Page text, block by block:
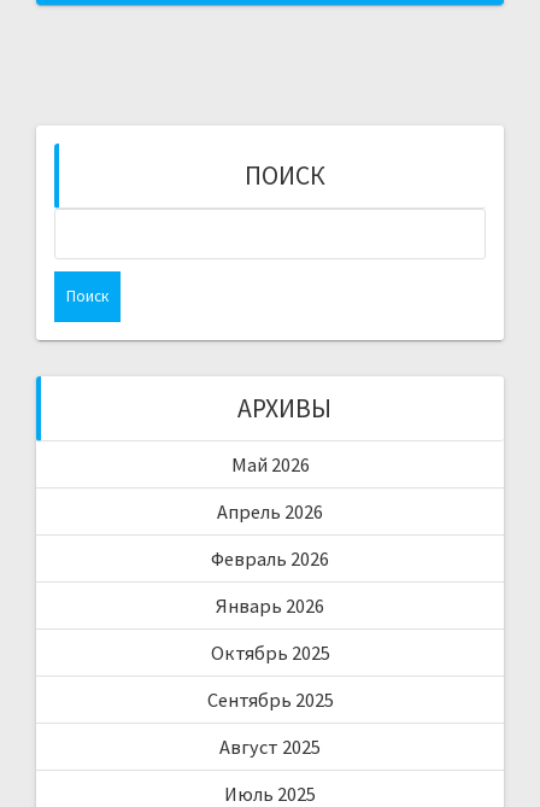
ПОИСК
АРХИВЫ
Май 2026
Апрель 2026
Февраль 2026
Январь 2026
Октябрь 2025
Сентябрь 2025
Август 2025
Июль 2025